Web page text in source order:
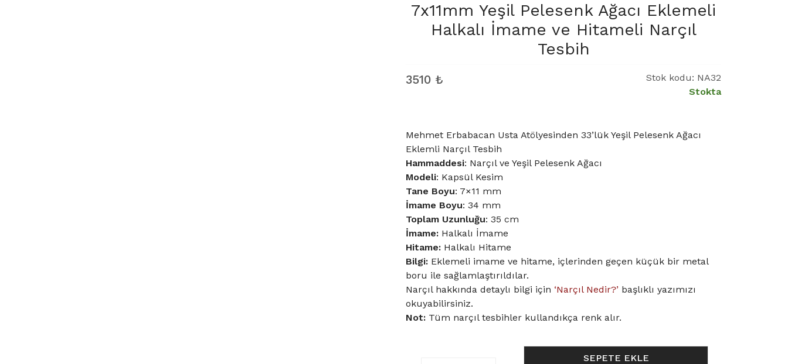
7x11mm Yeşil Pelesenk Ağacı Eklemeli
Halkalı İmame ve Hitameli Narçıl
Tesbih
3510 ₺ Stok kodu: NA32
Stokta
Mehmet Erbabacan Usta Atölyesinden 33’lük Yeşil Pelesenk Ağacı
Eklemli Narçıl Tesbih
Hammaddesi: Narçıl ve Yeşil Pelesenk Ağacı
Modeli: Kapsül Kesim
Tane Boyu: 7×11 mm
İmame Boyu: 34 mm
Toplam Uzunluğu: 35 cm
İmame: Halkalı İmame
Hitame: Halkalı Hitame
Bilgi: Eklemeli imame ve hitame, içlerinden geçen küçük bir metal
boru ile sağlamlaştırıldılar.
Narçıl hakkında detaylı bilgi için ‘Narçıl Nedir?’ başlıklı yazımızı
okuyabilirsiniz.
Not: Tüm narçıl tesbihler kullandıkça renk alır.
SEPETE EKLE